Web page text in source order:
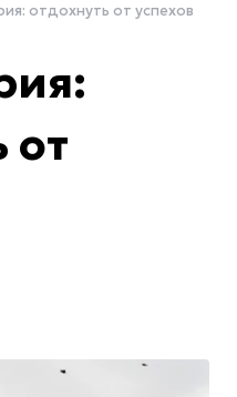
отдохнуть от успехов
от